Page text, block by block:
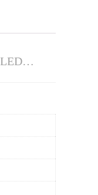
LED…